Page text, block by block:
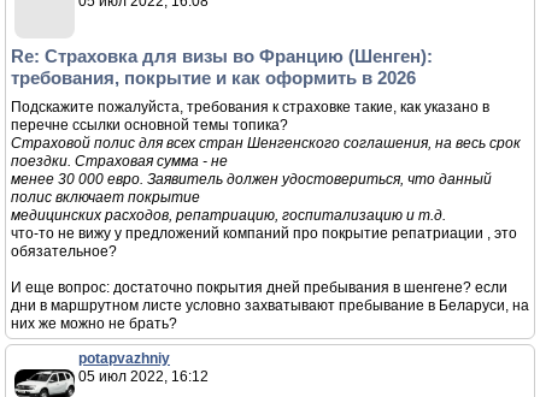
Re: Страховка для визы во Францию (Шенген):
требования, покрытие и как оформить в 2026
Подскажите пожалуйста, требования к страховке такие, как указано в
перечне ссылки основной темы топика?
Страховой полис для всех стран Шенгенского соглашения, на весь срок
поездки. Страховая сумма - не
менее 30 000 евро. Заявитель должен удостовериться, что данный
полис включает покрытие
медицинских расходов, репатриацию, госпитализацию и т.д.
что-то не вижу у предложений компаний про покрытие репатриации , это
обязательное?
И еще вопрос: достаточно покрытия дней пребывания в шенгене? если
дни в маршрутном листе условно захватывают пребывание в Беларуси, на
них же можно не брать?
potapvazhniy
05 июл 2022, 16:12